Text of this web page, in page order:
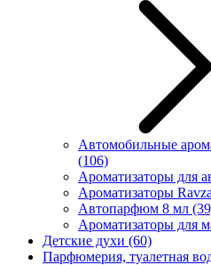
Автомобильные
(106)
Ароматизаторы для
Ароматизаторы
Автопарфюм 8 мл
Ароматизаторы для
Детские духи (60)
Парфюмерия, туалетная